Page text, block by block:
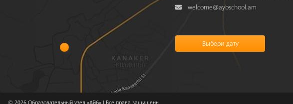
Mail
welcome@aybschool.am
© 2026 Образовательный узел «Айб» | Все права защищены